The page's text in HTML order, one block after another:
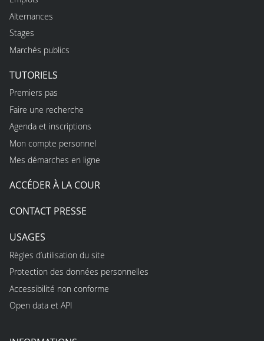
Alternances
Stages
Marchés publics
TUTORIELS
Premiers pas
Faire une recherche
Agenda et inscriptions
Mon compte personnel
Mes démarches en ligne
ACCÉDER À LA COUR
CONTACT PRESSE
USAGES
Règles d’utilisation du site
Protection des données personnelles
Accessibilité non conforme
Open data et API